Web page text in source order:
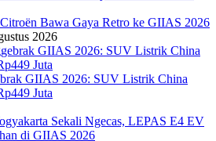
Bawa Gaya Retro ke GIIAS 2026
2026
GIIAS 2026: SUV Listrik China
Juta